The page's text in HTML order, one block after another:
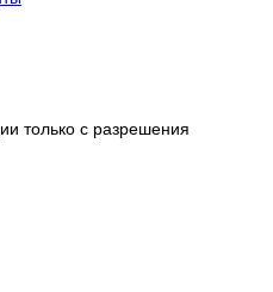
только с разрешения